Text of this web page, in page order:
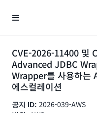
CVE-2026-11400 및
Advanced JDBC
Wrapper를 사용하는
에스컬레이션
공지 ID: 2026-039-AWS